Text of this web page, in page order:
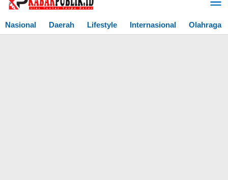
Nasional
Daerah Lifestyle Internasional Olahraga